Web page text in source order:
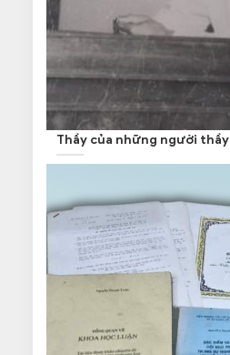
Thầy của những người thầy